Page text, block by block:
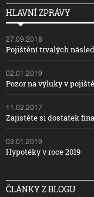
HLAVNÍ ZPRÁVY
27.09.2018
Pojištění trvalých
02.01.2019
Pozor na výluky v
11.02.2017
Zajistěte si dostatek
03.01.2019
Hypotéky v roce 2019
ČLÁNKY Z BLOGU